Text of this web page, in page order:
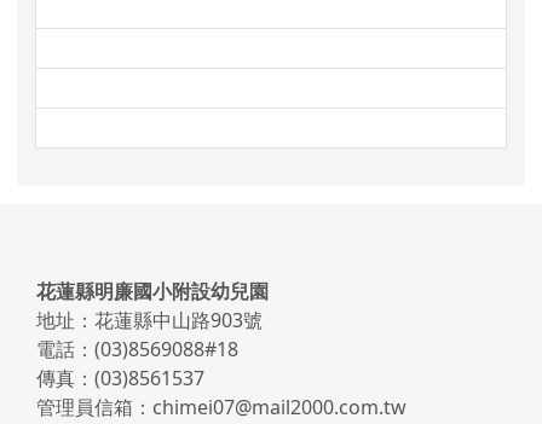
頁尾區域內容
花蓮縣明廉國小附設幼兒園
地址：花蓮縣中山路903號
電話：(03)8569088#18
傳真：(03)8561537
管理員信箱：chimei07@mail2000.com.tw